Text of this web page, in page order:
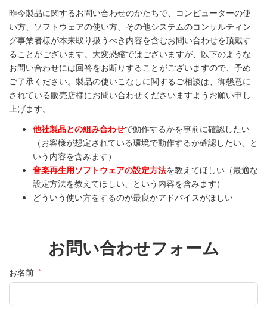
昨今製品に関するお問い合わせのかたちで、コンピューターの使
い方、ソフトウェアの使い方、その他システムのコンサルティン
グ事業者様が本来取り扱うべき内容を含むお問い合わせを頂戴す
ることがございます。大変恐縮ではございますが、以下のような
お問い合わせには回答をお断りすることがございますので、予め
ご了承ください。製品の使いこなしに関するご相談は、御懇意に
されている販売店様にお問い合わせくださいますようお願い申し
上げます。
他社製品との組み合わせで動作するかを事前に確認したい
（お客様が想定されている環境で動作するか確認したい、と
いう内容を含みます）
音楽再生用ソフトウェアの設定方法を教えてほしい（最適な
設定方法を教えてほしい、という内容を含みます）
どういう使い方をするのが最良かアドバイスがほしい
お問い合わせフォーム
お名前